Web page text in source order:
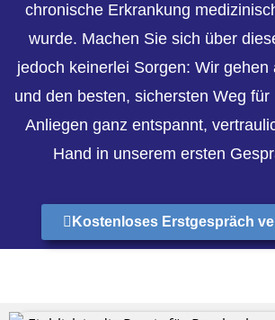
chronische Erkrankung
wurde. Machen Sie sich über
jedoch keinerlei Sorgen: Wir gehen
und den besten, sichersten Weg
Anliegen ganz entspannt,
Hand in unserem ersten
Kostenloses Erstgespräch